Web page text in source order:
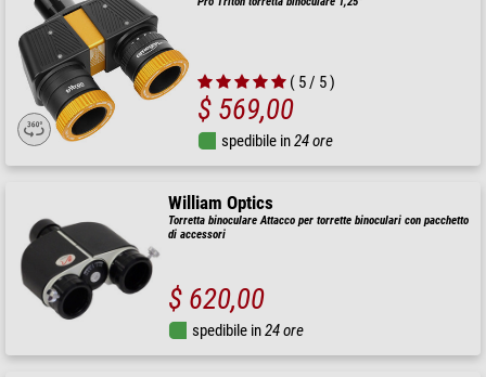
( 5 / 5 )
$ 569,00
spedibile in24 ore
William Optics
Torretta binoculare Attacco per torrette binoculari con pacchetto
di accessori
$ 620,00
spedibile in24 ore